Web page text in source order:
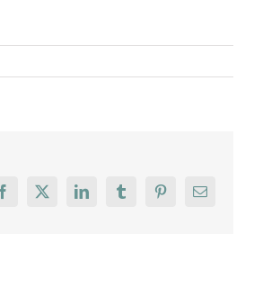
Facebook
X LinkedInTumblrPinterestEmail